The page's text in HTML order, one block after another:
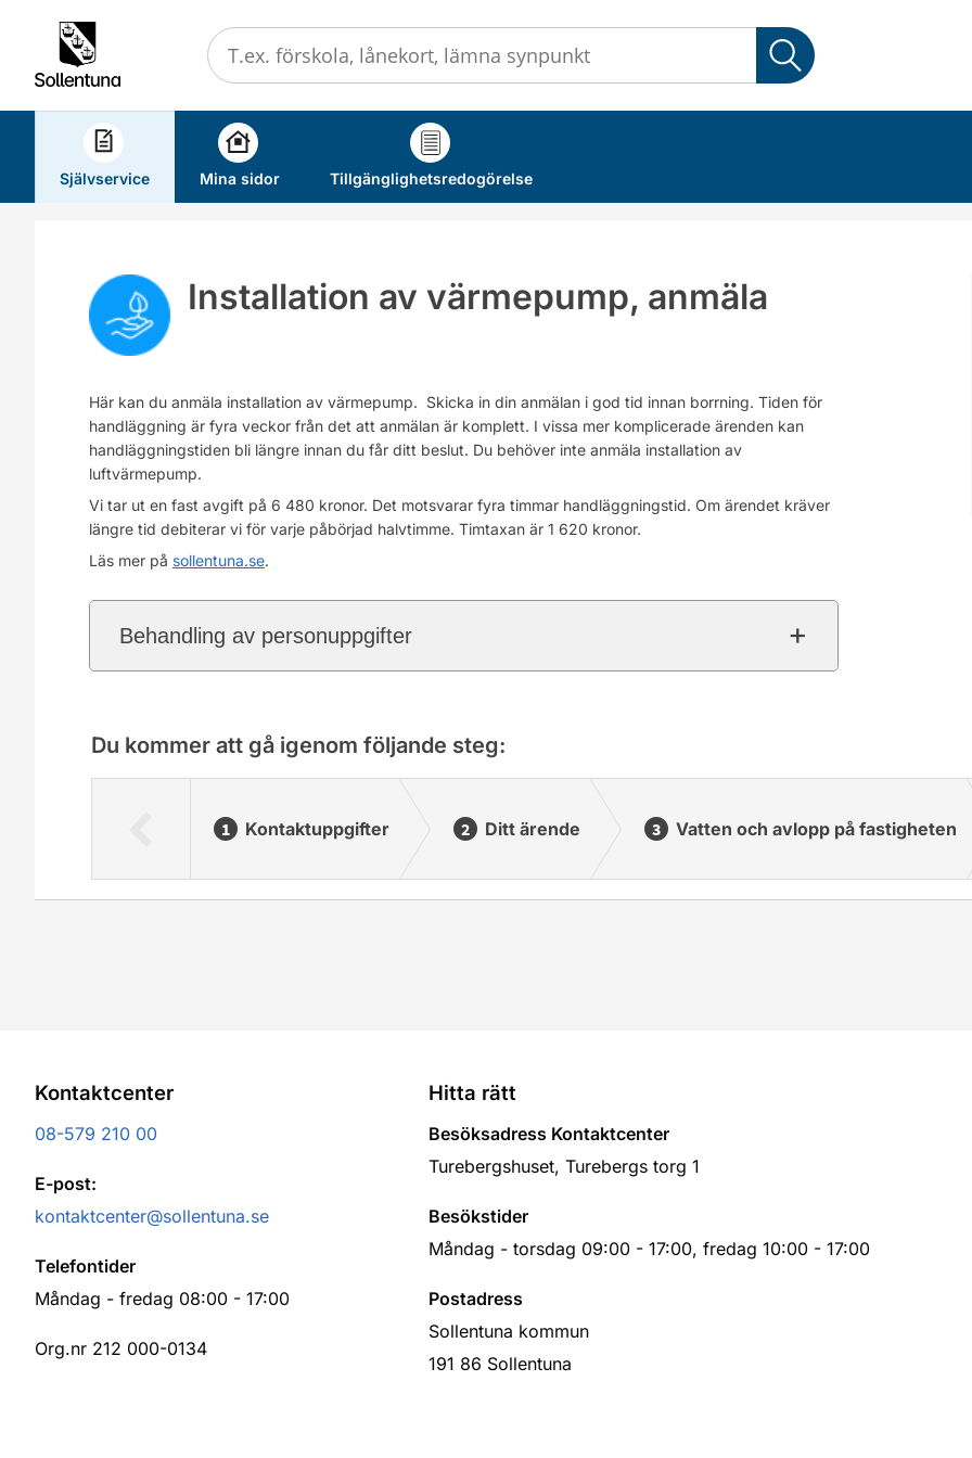
självservice
-
Sollentuna
kommunSjälvservice Mina sidor Tillgänglighetsredogörelse
Installation av värmepump, anmäla
Här kan du anmäla installation av värmepump. Skicka in din anmälan i god tid innan borrning. Tiden för
handläggning är fyra veckor från det att anmälan är komplett. I vissa mer komplicerade ärenden kan
handläggningstiden bli längre innan du får ditt beslut. Du behöver inte anmäla installation av
luftvärmepump.
Vi tar ut en fast avgift på 6 480 kronor. Det motsvarar fyra timmar handläggningstid. Om ärendet kräver
längre tid debiterar vi för varje påbörjad halvtimme. Timtaxan är 1 620 kronor.
Läs mer på sollentuna.se.
Behandling av personuppgifter
Du kommer att gå igenom följande steg:
Kontaktuppgifter Ditt ärende Vatten och avlopp på fastigheten
Kontaktcenter
08-579 210 00
E-post:
kontaktcenter@sollentuna.se
Telefontider
Måndag - fredag 08:00 - 17:00
Org.nr 212 000-0134
Hitta rätt
Besöksadress Kontaktcenter
Turebergshuset, Turebergs torg 1
Besökstider
Måndag - torsdag 09:00 - 17:00, fredag 10:00 - 17:00
Postadress
Sollentuna kommun
191 86 Sollentuna